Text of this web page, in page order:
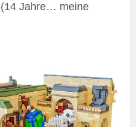
Jahre… meine